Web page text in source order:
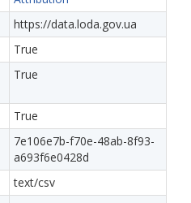
https://data.loda.gov.ua
True
True
True
7e106e7b-f70e-48ab-8f93-
a693f6e0428d
text/csv